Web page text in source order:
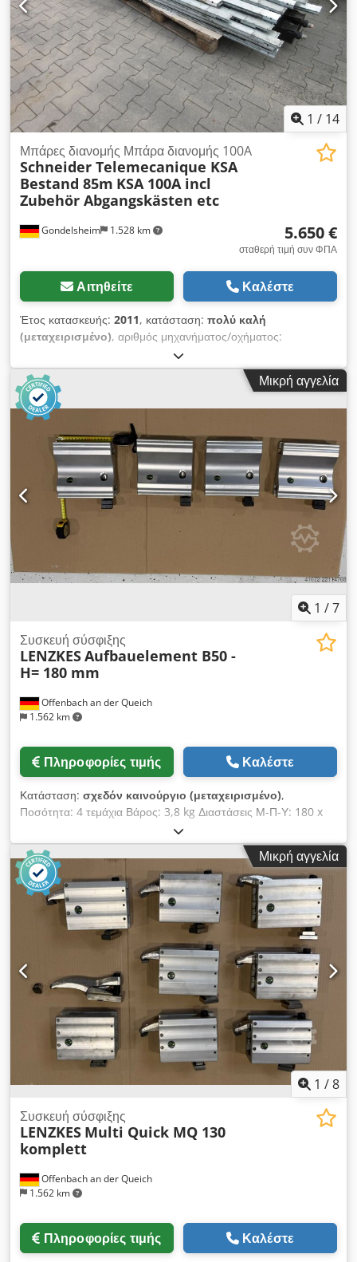
1 / 14
Gondelsheim 1.528 km
Μπάρες διανομής Μπάρα διανομής 100A
Schneider Telemecanique KSA
Bestand 85m KSA 100A incl
Zubehör Abgangskästen etc
5.650 €
σταθερή τιμή συν ΦΠΑ
Αιτηθείτε Καλέστε
Έτος κατασκευής: 2011, κατάσταση: πολύ καλή
(μεταχειρισμένο), αριθμός μηχανήματος/οχήματος:
, Telemecanique / Schneider Canalis KNT -
Σύστημα γραμμής μεταφοράς 100A - πλήρες πακέτο Απόθεμα
περίπου 85 τρέχοντα μέτρα Dsdpfxjrwiyde Aptskr Canalis
KNT 100 ED4204 + ED4306 100A Ampere - 5 πόλοι - L1 L2 L3
N PE Τάση Ui max. 500V, συχνότητα 50 - 60 Hz Μήκος
ράβδου: 25x 3m 9x 1,5m Συμπεριλαμβάνονται σύνδεσμοι,
διάφορα ακραία τεμάχια και βραχίονες, εύκαμπτοι γωνιακοί
σύνδεσμοι και διάφορα κουτιά εξόδου Η αποσυναρμολόγηση
πραγματοποιήθηκε από εξειδικευμένο ηλεκτρολόγο. Οι ράβδοι
μεταφοράς είναι σε πολύ καλή κατάσταση Πωλείται μόνο
πλήρης Είδη αποθέματος, άμεσα διαθέσιμα ----- παλιό
σύστημα Kloeckner Moeller BD1 ακόμα διαθέσιμο !
Διαθέσιμες ράγες, γωνιακά μέρη, τροφοδότες και εξερχόμενοι
τροφοδότες για το παλιό σύστημα Kloeckner Moeller BD1 /
BD 1 !!! Παρακαλώ ρωτήστε ! Ψάχνετε επίσης για ένα σύστημα
Μικρή αγγελία
1 /7
Offenbach an der Queich
1.562 km
Συσκευή σύσφιξης
LENZKESAufbauelement B50 -
H= 180 mm
Πληροφορίες τιμής Καλέστε
Κατάσταση: σχεδόν καινούργιο (μεταχειρισμένο),
Ποσότητα: 4 τεμάχια Βάρος: 3,8 kg Διαστάσεις Μ-Π-Υ: 180 x
70 x 180 mm Δομικό στοιχείο B50 – (Αρ. είδους , δύναμη
συγκράτησης 50 kN) Αυτό το δομικό στοιχείο από υψηλής
αντοχής αλουμίνιο αποτελεί ιδανικό συμπλήρωμα για τα
στοιχεία σύσφιξης της σειράς MQ και, υπό προϋποθέσεις, της
σειράς S, ειδικά για μεταβαλλόμενα ύψη σύσφιξης. Πεδίο
εφαρμογής: διαμορφωτική τεχνική και τεχνολογία κατεργασίας
με αφαίρεση υλικού --> Ύψος = 180 mm --> Μήκος = 180 mm
Dkjdpfx Apjzc Rrueter Τιμή ανά τεμάχιο, έκπτωση για
μεγαλύτερες ποσότητες
Μικρή αγγελία
1 /8
Offenbach an der Queich
1.562 km
Συσκευή σύσφιξης
LENZKES Multi Quick MQ 130
komplett
Πληροφορίες τιμής Καλέστε